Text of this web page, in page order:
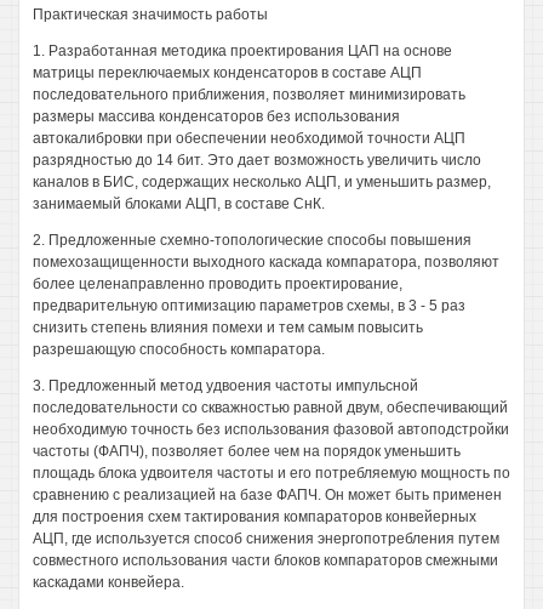
Практическая значимость работы
1. Разработанная методика проектирования ЦАП на основе
матрицы переключаемых конденсаторов в составе АЦП
последовательного приближения, позволяет минимизировать
размеры массива конденсаторов без использования
автокалибровки при обеспечении необходимой точности АЦП
разрядностью до 14 бит. Это дает возможность увеличить число
каналов в БИС, содержащих несколько АЦП, и уменьшить размер,
занимаемый блоками АЦП, в составе СнК.
2. Предложенные схемно-топологические способы повышения
помехозащищенности выходного каскада компаратора, позволяют
более целенаправленно проводить проектирование,
предварительную оптимизацию параметров схемы, в 3 - 5 раз
снизить степень влияния помехи и тем самым повысить
разрешающую способность компаратора.
3. Предложенный метод удвоения частоты импульсной
последовательности со скважностью равной двум, обеспечивающий
необходимую точность без использования фазовой автоподстройки
частоты (ФАПЧ), позволяет более чем на порядок уменьшить
площадь блока удвоителя частоты и его потребляемую мощность по
сравнению с реализацией на базе ФАПЧ. Он может быть применен
для построения схем тактирования компараторов конвейерных
АЦП, где используется способ снижения энергопотребления путем
совместного использования части блоков компараторов смежными
каскадами конвейера.